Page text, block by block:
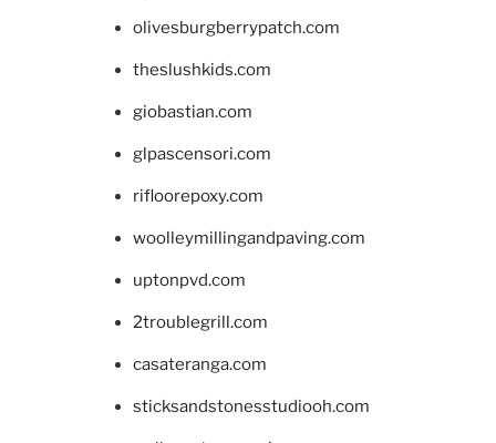
olivesburgberrypatch.com
theslushkids.com
giobastian.com
glpascensori.com
rifloorepoxy.com
woolleymillingandpaving.com
uptonpvd.com
2troublegrill.com
casateranga.com
sticksandstonesstudiooh.com